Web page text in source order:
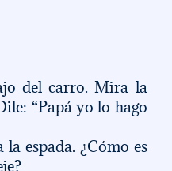
del carro. Mira la
“Papá yo lo hago
espada. ¿Cómo es